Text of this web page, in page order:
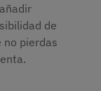
de
no pierdas